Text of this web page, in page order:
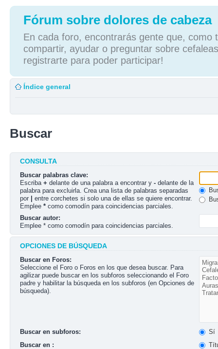
Fórum sobre dolores de cabeza
En cada foro, encontrarás gente que, como
compartir, ayudar o preguntar sobre
registrarte para poder participar!
Índice general
Buscar
CONSULTA
Buscar palabras clave:
Escriba + delante de una palabra a encontrar y - delante de la
palabra para excluirla. Crea una lista de palabras separadas
por
entre corchetes si solo una de ellas se quiere encontrar.
Emplee * como comodín para coincidencias parciales.
Buscar autor:
Emplee * como comodín para coincidencias parciales.
OPCIONES DE BÚSQUEDA
Buscar en Foros:
Seleccione el Foro o Foros en los que desea buscar. Para
agilizar puede buscar en los subforos seleccionando el Foro
padre y habilitar la búsqueda en los subforos (en Opciones de
búsqueda).
Buscar en subforos:
Sí
Buscar en :